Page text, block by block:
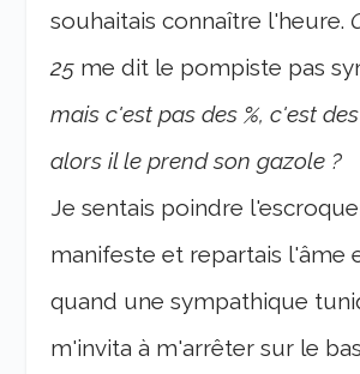
souhaitais connaître l'heure.
25 me dit le pompiste pas
mais c'est pas des %, c'est
alors il le prend son gazole ?
Je sentais poindre
manifeste et repartais l'âme
quand une sympathique
m'invita à m'arrêter sur le